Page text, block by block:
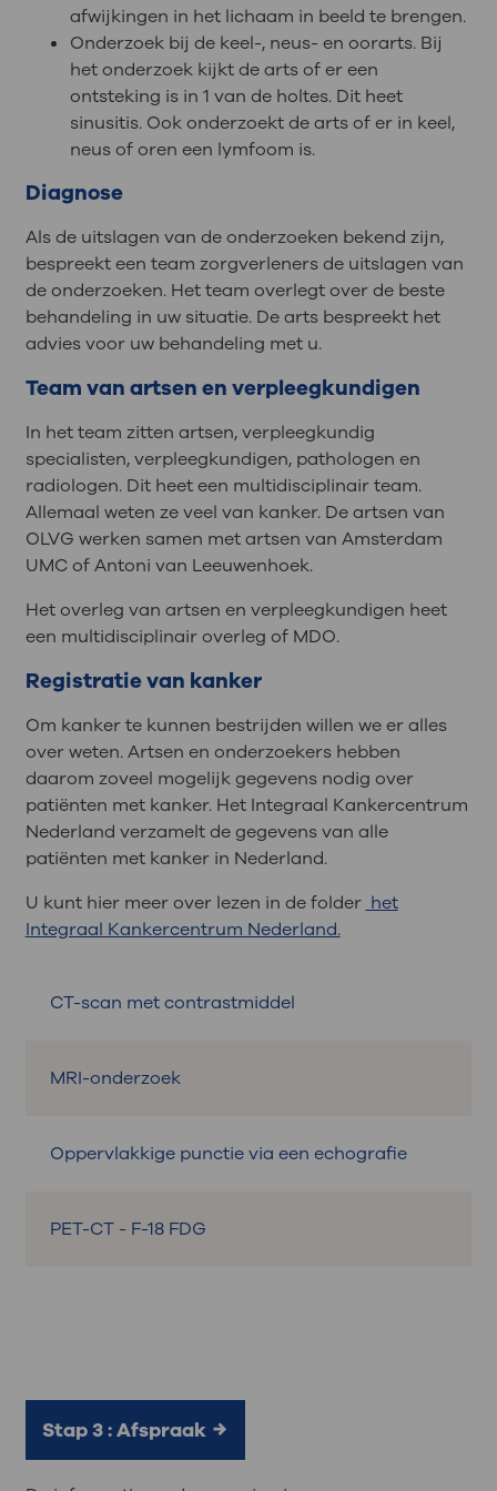
afwijkingen in het lichaam in beeld te brengen.
Onderzoek bij de keel-, neus- en oorarts. Bij
het onderzoek kijkt de arts of er een
ontsteking is in 1 van de holtes. Dit heet
sinusitis. Ook onderzoekt de arts of er in keel,
neus of oren een lymfoom is.
Diagnose
Als de uitslagen van de onderzoeken bekend zijn,
bespreekt een team zorgverleners de uitslagen van
de onderzoeken. Het team overlegt over de beste
behandeling in uw situatie. De arts bespreekt het
advies voor uw behandeling met u.
Team van artsen en verpleegkundigen
In het team zitten artsen, verpleegkundig
specialisten, verpleegkundigen, pathologen en
radiologen. Dit heet een multidisciplinair team.
Allemaal weten ze veel van kanker. De artsen van
OLVG werken samen met artsen van Amsterdam
UMC of Antoni van Leeuwenhoek.
Het overleg van artsen en verpleegkundigen heet
een multidisciplinair overleg of MDO.
Registratie van kanker
Om kanker te kunnen bestrijden willen we er alles
over weten. Artsen en onderzoekers hebben
daarom zoveel mogelijk gegevens nodig over
patiënten met kanker. Het Integraal Kankercentrum
Nederland verzamelt de gegevens van alle
patiënten met kanker in Nederland.
U kunt hier meer over lezen in de folder het
Integraal Kankercentrum Nederland.
CT-scan met contrastmiddel
MRI-onderzoek
Oppervlakkige punctie via een echografie
PET-CT - F-18 FDG
Stap 3 : Afspraak